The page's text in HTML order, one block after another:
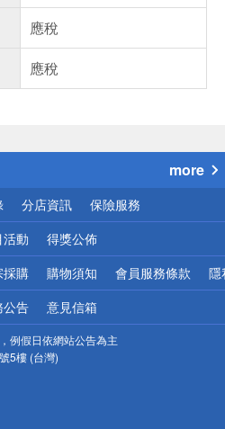
應稅
應稅
小心！
more
分店資訊 保險服務
動 得獎公佈
採購 購物須知 會員服務條款 隱
公告 意見信箱
例假日依網站公告為主
5樓 (台灣)